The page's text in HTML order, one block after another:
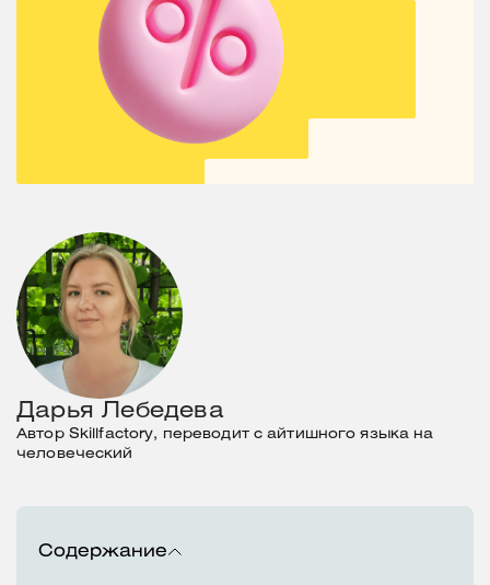
Содержание
Дарья Лебедева
Автор Skillfactory, переводит с айтишного языка на
человеческий